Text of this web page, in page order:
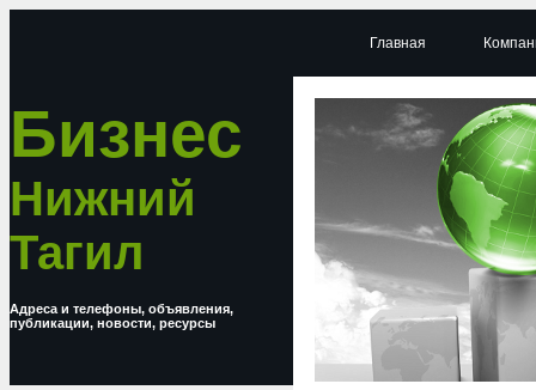
Бизнес
Нижний
Тагил
Адреса и телефоны, объявления,
публикации, новости, ресурсы
Главная